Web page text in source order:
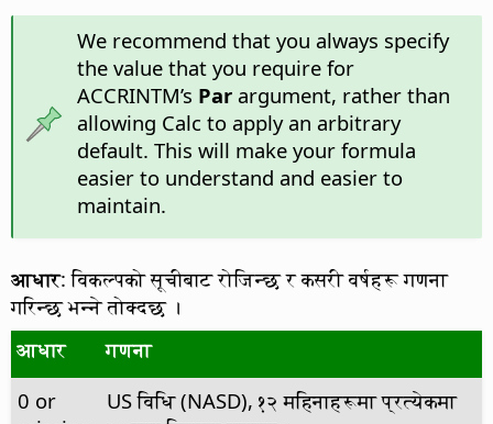
We recommend that you always specify
the value that you require for
ACCRINTM’s Parargument, rather than
allowing Calc to apply an arbitrary
default. This will make your formula
easier to understand and easier to
maintain.
आधार: विकल्पको सूचीबाट रोजिन्छ र कसरी वर्षहरू गणना
गरिन्छ भन्ने तोक्दछ ।
आधार
गणना
0 or
US विधि (NASD), १२ महिनाहरूमा प्रत्येकमा